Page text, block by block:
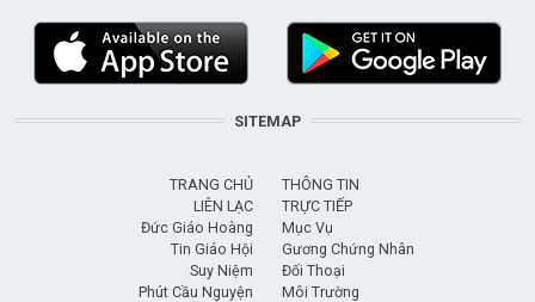
SITEMAP
TRANG CHỦ
LIÊN LẠC
Đức Giáo Hoàng
Tin Giáo Hội
Suy Niệm
Phút Cầu Nguyện
THÔNG TIN
TRỰC TIẾP
Mục Vụ
Gương Chứng Nhân
Đối Thoại
Môi Trường